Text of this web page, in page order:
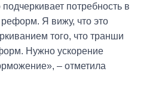
потребность в
реформ. Я вижу, что это
того, что транши
Нужно ускорение
– отметила